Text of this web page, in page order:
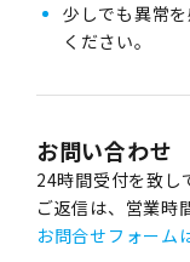
少しでも異常
ください。
お問い合わせ
24時間受付を致し
ご返信は、営業時
お問合せフォーム